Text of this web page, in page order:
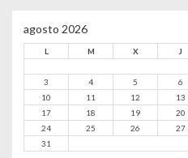
agosto 2026
L M X J
3
4 5 6
10
11 12 13
17
18 19 20
24
25 26 27
31